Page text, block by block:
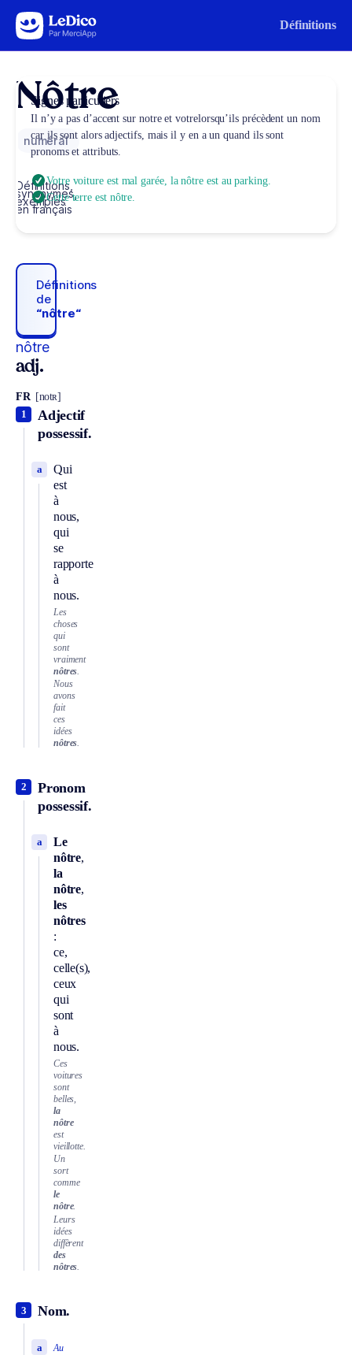
Aller au contenu Définitions
Nôtre
numéral
Définitions,
synonymes,
exemples
en français
Définitions
de
“nôtre“
nôtre
adj.
FR [notʀ]
Adjectif
possessif.
1
Qui
est
à
nous,
qui
se
rapporte
à
nous.
a
Les
choses
qui
sont
vraiment
nôtres
Nous
avons
fait
ces
idées
nôtres.
Pronom
possessif.
2
Le
nôtre,
la
nôtre,
les
nôtres
:
ce,
celle(s),
ceux
qui
sont
à
nous.
a
Ces
voitures
sont
belles,
la
nôtre
est
vieillotte.
Un
sort
comme
le
nôtre.
Leurs
idées
diffèrent
des
nôtres
Nom.
3
Au
a
Signes particuliers
Il n’y a pas d’accent sur notreetvotrelorsqu’ils précèdent un nom
car ils sont alors adjectifs, mais il y en a un quand ils sont
pronoms et attributs.
Votre voiture est mal garée, la nôtre est au parking.
Cette terre est nôtre.